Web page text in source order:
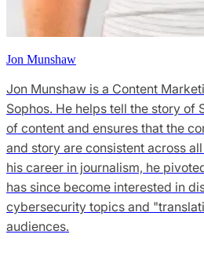
Jon Munshaw
Jon Munshaw is a Content
Sophos. He helps tell the story of
of content and ensures that the
and story are consistent across
his career in journalism, he
has since become interested in
cybersecurity topics and
audiences.